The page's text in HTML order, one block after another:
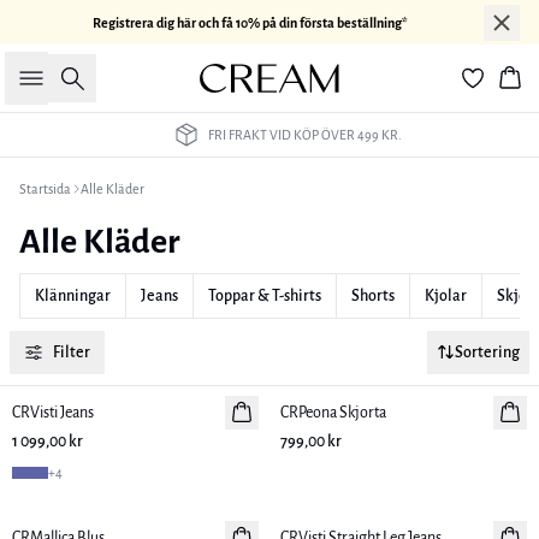
Registrera dig här och få 10% på din första beställning*
Sök
FRI FRAKT VID KÖP ÖVER 499 KR.
Startsida Alle Kläder
Alle Kläder
Klänningar Jeans Toppar & T-shirts Shorts Kjolar
Filter Sortering
Nyhet
CRVisti Jeans
1 099,00 kr
+4
Nyhet
CRPeona Skjorta
799,00 kr